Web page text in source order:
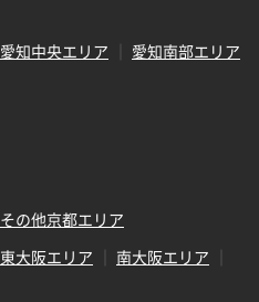
愛知中央エリア
愛知南部エリア
その他京都エリア
東大阪エリア
南大阪エリア